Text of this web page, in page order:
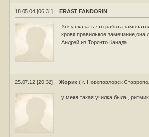
18.05.04 [06:31] ERAST FANDORIN
Хочу сказать,что работа
крови правильное
Андрей из Торонто Канада
25.07.12 [20:32] Жорик ( г. Новопавловск
у меня такая училка была ,